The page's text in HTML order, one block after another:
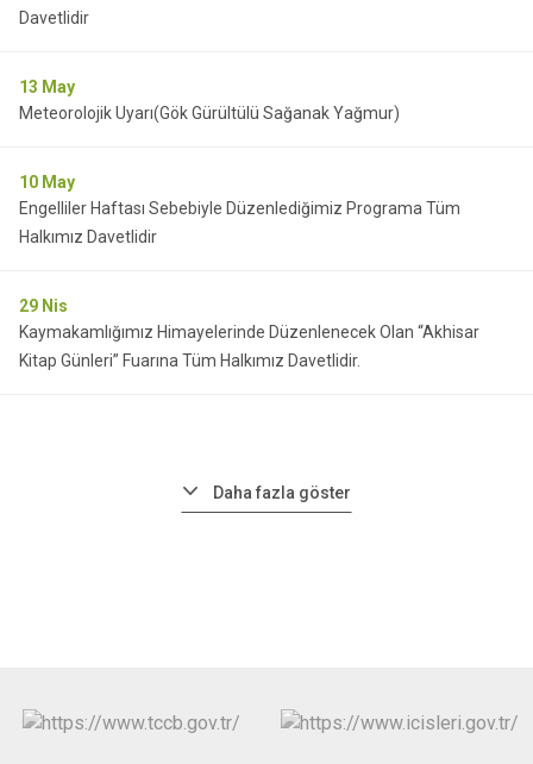
Davetlidir
13 May
Meteorolojik Uyarı(Gök Gürültülü Sağanak Yağmur)
10 May
Engelliler Haftası Sebebiyle Düzenlediğimiz Programa Tüm
Halkımız Davetlidir
29 Nis
Kaymakamlığımız Himayelerinde Düzenlenecek Olan “Akhisar
Kitap Günleri” Fuarına Tüm Halkımız Davetlidir.
Daha fazla göster